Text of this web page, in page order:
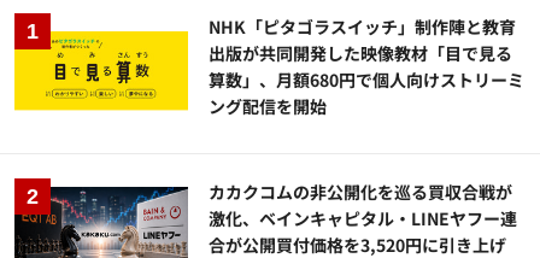
NHK「ピタゴラスイッチ」制作陣と教育
出版が共同開発した映像教材「目で見る
算数」、月額680円で個人向けストリーミ
ング配信を開始
カカクコムの非公開化を巡る買収合戦が
激化、ベインキャピタル・LINEヤフー連
合が公開買付価格を3,520円に引き上げ